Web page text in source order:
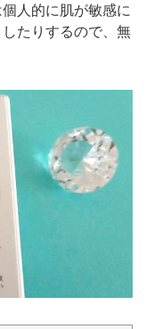
人的に肌が敏感に
たりするので、無